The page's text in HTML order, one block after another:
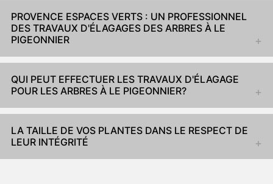
PROVENCE ESPACES VERTS : UN PROFESSIONNEL
DES TRAVAUX D'ÉLAGAGES DES ARBRES À LE
PIGEONNIER
QUI PEUT EFFECTUER LES TRAVAUX D'ÉLAGAGE
POUR LES ARBRES À LE PIGEONNIER?
LA TAILLE DE VOS PLANTES DANS LE RESPECT DE
LEUR INTÉGRITÉ